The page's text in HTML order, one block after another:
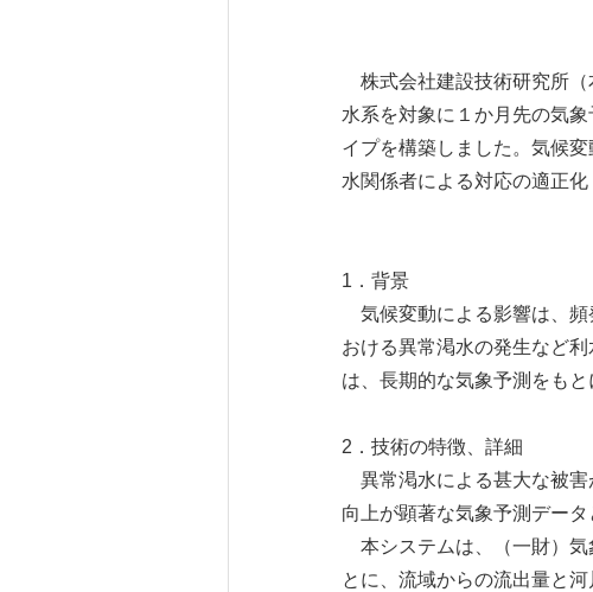
株式会社建設技術研究所（
水系を対象に１か月先の気
イプを構築しました。気候
水関係者による対応の適正
1．背景
気候変動による影響は、頻
おける異常渇水の発生など
は、長期的な気象予測をも
2．技術の特徴、詳細
異常渇水による甚大な被害
向上が顕著な気象予測デー
本システムは、（一財）気
とに、流域からの流出量と